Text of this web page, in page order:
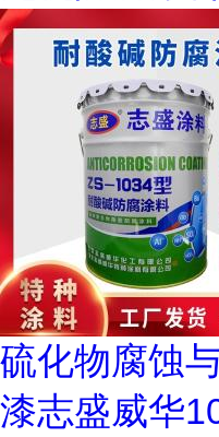
硫化物腐蚀
漆志盛威华